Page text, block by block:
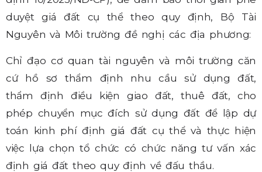
duyệt giá đất cụ thể theo quy định, Bộ Tài
Nguyên và Môi trường đề nghị các địa phương:
Chỉ đạo cơ quan tài nguyên và môi trường căn
cứ hồ sơ thẩm định nhu cầu sử dụng đất,
thẩm định điều kiện giao đất, thuê đất, cho
phép chuyển mục đích sử dụng đất để lập dự
toán kinh phí định giá đất cụ thể và thực hiện
việc lựa chọn tổ chức có chức năng tư vấn xác
định giá đất theo quy định về đấu thầu.